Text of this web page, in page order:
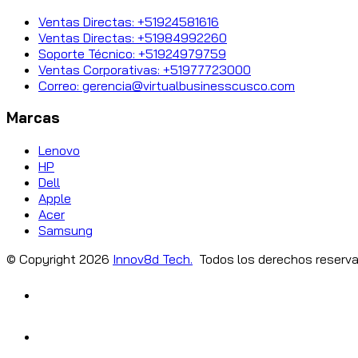
Ventas Directas: +51924581616
Ventas Directas: +51984992260
Soporte Técnico: +51924979759
Ventas Corporativas: +51977723000
Correo: gerencia@virtualbusinesscusco.com
Marcas
Lenovo
HP
Dell
Apple
Acer
Samsung
© Copyright 2026 Innov8d Tech. Todos los derechos